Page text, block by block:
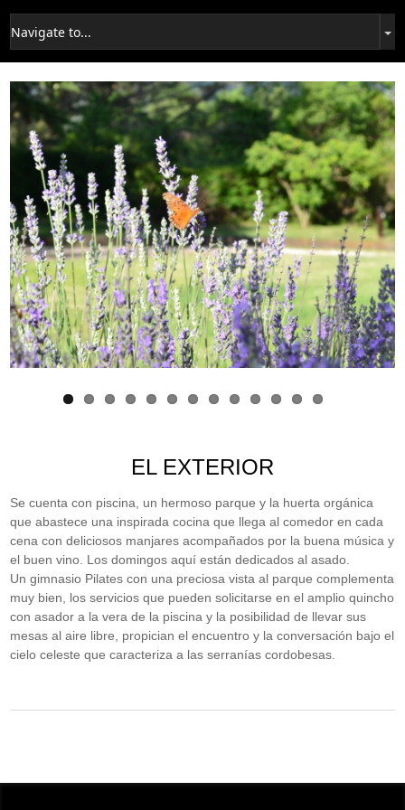
EL EXTERIOR
Se cuenta con piscina, un hermoso parque y la huerta orgánica
que abastece una inspirada cocina que llega al comedor en cada
cena con deliciosos manjares acompañados por la buena música y
el buen vino. Los domingos aquí están dedicados al asado.
Un gimnasio Pilates con una preciosa vista al parque complementa
muy bien, los servicios que pueden solicitarse en el amplio quincho
con asador a la vera de la piscina y la posibilidad de llevar sus
mesas al aire libre, propician el encuentro y la conversación bajo el
cielo celeste que caracteriza a las serranías cordobesas.